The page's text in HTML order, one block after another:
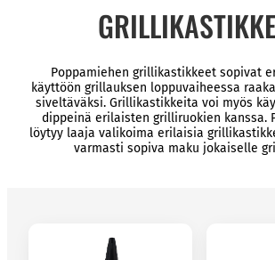
Poppamiehen grillikastikkeet sopivat
käyttöön grillauksen loppuvaiheessa
siveltäväksi. Grillikastikkeita voi myös
dippeinä erilaisten grilliruokien kanssa.
löytyy laaja valikoima erilaisia
varmasti sopiva maku jokaiselle